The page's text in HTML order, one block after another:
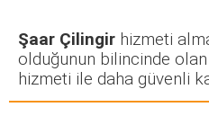
Şaar Çilingir hizmeti
olduğunun bilincinde
hizmeti ile daha güvenli